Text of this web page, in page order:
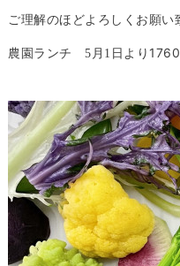
ご理解のほどよろしくお願い
農園ランチ 5月1日より